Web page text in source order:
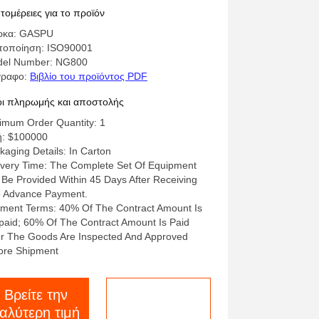
σχέδιο
για το προϊόν
GASPU
ISO90001
Number: NG800
Βιβλίο του προϊόντος PDF
πληρωμής και αποστολής
Order Quantity: 1
$100000
Details: In Carton
Time: The Complete Set Of Equipment
Provided Within 45 Days After Receiving
Advance Payment.
Terms: 40% Of The Contract Amount Is
60% Of The Contract Amount Is Paid
The Goods Are Inspected And Approved
Shipment
Βρείτε την
τιμή